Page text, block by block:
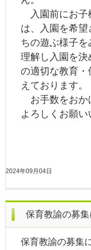
入園前にお子
は、入園を希
ちの遊ぶ様子
理解し入園を
の適切な教育
えております。
お手数をおか
よろしくお願い
2024年09月04日
保育教諭の募
保育教諭の募集